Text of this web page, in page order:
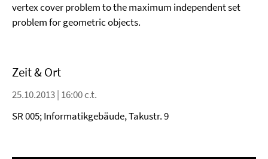
vertex cover problem to the maximum independent set
problem for geometric objects.
Zeit & Ort
25.10.2013 | 16:00 c.t.
SR 005; Informatikgebäude, Takustr. 9